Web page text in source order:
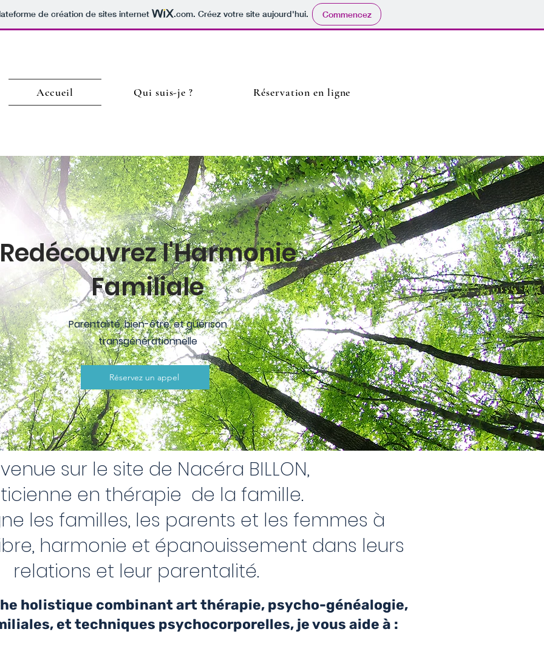
de création de sites internet .com. Créez votre site aujourd'hui. Commencez
Accueil Qui suis-je ? Réservation en ligne
Redécouvrez l'Harmonie
Familiale
Parentalité, bien-être, et guérison
transgénérationnelle
Réservez un appel
sur le site de Nacéra BILLON,
en thérapie de la famille.
les familles, les parents et les femmes à
harmonie et épanouissement dans leurs
relations et leur parentalité.
holistique combinant art thérapie, psycho-généalogie,
et techniques psychocorporelles, je vous aide à :